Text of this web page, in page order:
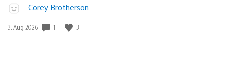
Corey Brotherson
Veröffentlichungsdatum:
3. Aug 2026 1 3